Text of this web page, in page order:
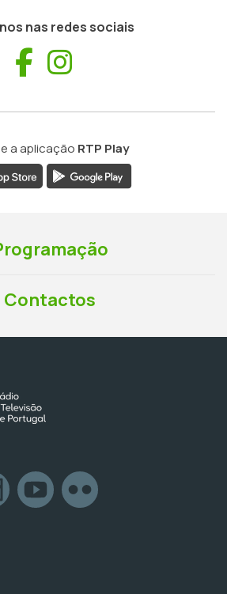
nas redes sociais
Facebook
a aplicação RTP Play
Contactos